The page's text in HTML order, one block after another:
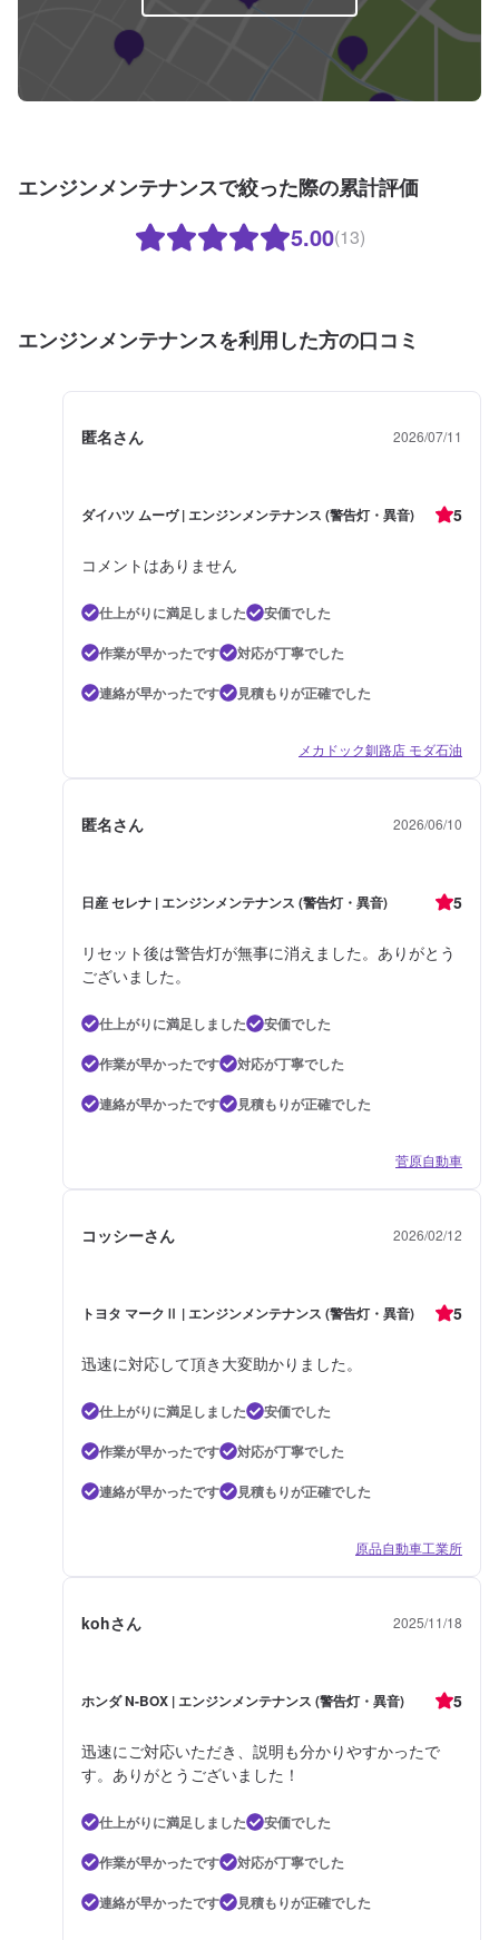
エンジンメンテナンスで絞った際の累計評価
5.00(13)
エンジンメンテナンスを利用した方の口コミ
匿名さん 2026/07/11
ダイハツ ムーヴ | エンジンメンテナンス (警告灯・異音) 5
コメントはありません
仕上がりに満足しました
安価でした
作業が早かったです
対応が丁寧でした
連絡が早かったです
見積もりが正確でした
メカドック釧路店 モダ石油
匿名さん 2026/06/10
日産 セレナ | エンジンメンテナンス (警告灯・異音) 5
リセット後は警告灯が無事に消えました。ありがとう
ございました。
仕上がりに満足しました
安価でした
作業が早かったです
対応が丁寧でした
連絡が早かったです
見積もりが正確でした
菅原自動車
コッシーさん 2026/02/12
トヨタ マークⅡ | エンジンメンテナンス (警告灯・異音) 5
迅速に対応して頂き大変助かりました。
仕上がりに満足しました
安価でした
作業が早かったです
対応が丁寧でした
連絡が早かったです
見積もりが正確でした
原品自動車工業所
kohさん 2025/11/18
ホンダ N-BOX | エンジンメンテナンス (警告灯・異音) 5
迅速にご対応いただき、説明も分かりやすかったで
す。ありがとうございました！
仕上がりに満足しました
安価でした
作業が早かったです
対応が丁寧でした
連絡が早かったです
見積もりが正確でした